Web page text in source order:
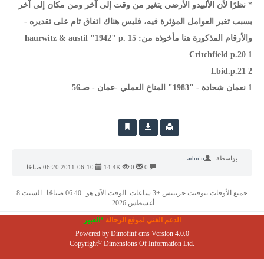
* نظرًا لأن الألبيدو الأرضي يتغير من وقت إلى آخر ومن مكان إلى آخر
بسبب تغير العوامل المؤثرة فيه، فليس هناك اتفاق تام على تقديره -
والأرقام المذكورة هنا مأخوذه من: haurwitz & austil "1942" p. 15
1 Critchfield p.20
2 Lbid.p.21
1 نعمان شحادة - "1983" المناخ العملي -عمان - صـ56
بواسطة :
admin
14.4K
جميع الأوقات بتوقيت جرينتش +3 ساعات. الوقت الآن هو 06:40 صباحًا
السبت 8
أغسطس 2026.
الدعم الفني لموقع الرحالة *العبير
Powered by Dimofinf cmsVersion 4.0.0
Copyright© Dimensions Of Information Ltd.